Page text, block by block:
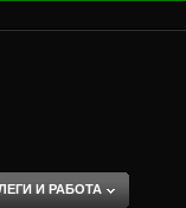
И РАБОТА